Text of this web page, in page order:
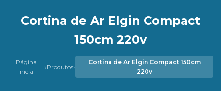
Cortina de Ar Elgin Compact
150cm 220v
Página
Inicial
›Produtos›
Cortina de Ar Elgin Compact 150cm
220v